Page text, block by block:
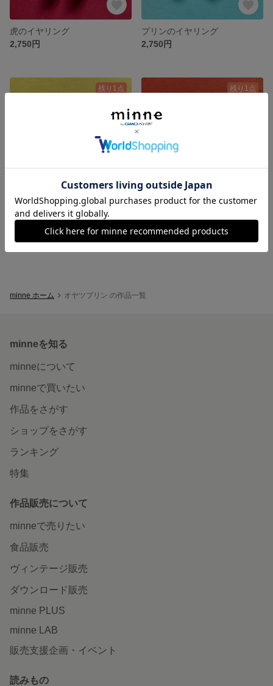
虎のイヤリング
2,750円
プリンのイヤリング
2,750円
残り1点
しろくまのイヤリング
2,750円
残り1点
minne ホーム オヤツプリン の作品一覧
minneを知る
minneについて
minneで買いたい
作品をさがす
ショップをさがす
ランキング
特集
作品販売について
minneで売りたい
食品販売
ヴィンテージ販売
ダウンロード販売
minne PLUS
minne LAB
販売支援企画・イベント
読みもの